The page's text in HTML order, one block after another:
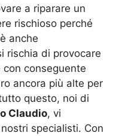
a riparare un
rischioso perché
anche
rischia di provocare
conseguente
ancora più alte per
questo, noi di
Claudio, vi
specialisti. Con